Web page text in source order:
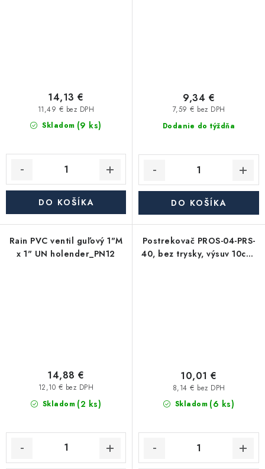
Skladom (9 ks)
11,49 € bez DPH
14,13 €
DO KOŠÍKA
Dodanie do týždňa
7,59 € bez DPH
9,34 €
DO KOŠÍKA
Rain PVC ventil guľový 1"M
x 1" UN holender_PN12
Skladom (2 ks)
12,10 € bez DPH
14,88 €
Postrekovač PROS-04-PRS-
40, bez trysky, výsuv 10cm,
Skladom (6 ks)
8,14 € bez DPH
10,01 €